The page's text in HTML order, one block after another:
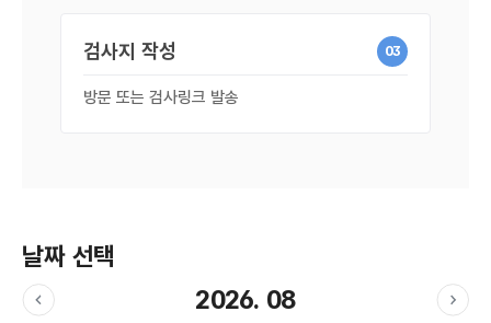
03
검사지 작성
방문 또는 검사링크 발송
날짜 선택
이전달 2026. 08
다음